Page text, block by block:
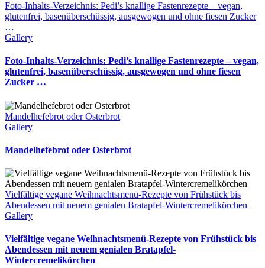
Foto-Inhalts-Verzeichnis: Pedi’s knallige Fastenrezepte – vegan,
glutenfrei, basenüberschüssig, ausgewogen und ohne fiesen Zucker
…
Gallery
Foto-Inhalts-Verzeichnis: Pedi’s knallige Fastenrezepte – vegan,
glutenfrei, basenüberschüssig, ausgewogen und ohne fiesen
Zucker …
Mandelhefebrot oder Osterbrot
Gallery
Mandelhefebrot oder Osterbrot
Vielfältige vegane Weihnachtsmenü-Rezepte von Frühstück bis
Abendessen mit neuem genialen Bratapfel-Wintercremelikörchen
Gallery
Vielfältige vegane Weihnachtsmenü-Rezepte von Frühstück bis
Abendessen mit neuem genialen Bratapfel-
Wintercremelikörchen